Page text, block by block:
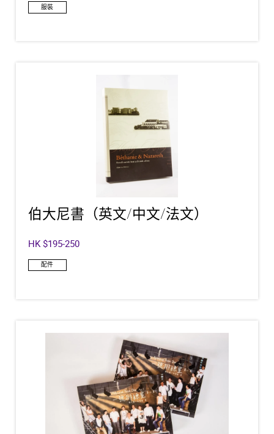
服裝
伯大尼書（英文/中文/法文）
HK $195-250
配件